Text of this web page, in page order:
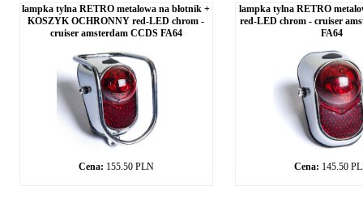
lampka tylna RETRO metalowa na błotnik +
KOSZYK OCHRONNY red-LED chrom -
cruiser amsterdam CCDS FA64
Cena: 155.50 PLN
lampka tylna RETRO
red-LED chrom - cruiser
FA64
Cena: 145.50